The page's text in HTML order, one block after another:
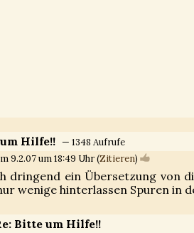
Hilfe!! — 1348 Aufrufe
9.2.07 um 18:49 Uhr (Zitieren)
dringend ein Übersetzung von
wenige hinterlassen Spuren in
Bitte um Hilfe!!